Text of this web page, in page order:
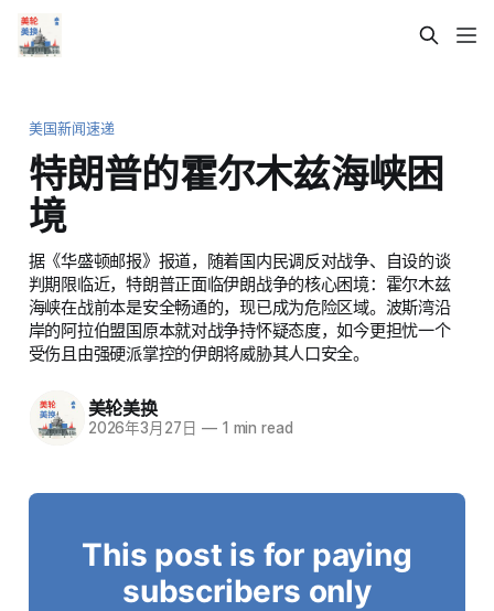
美国新闻速递
特朗普的霍尔木兹海峡困
境
据《华盛顿邮报》报道，随着国内民调反对战争、自设的谈
判期限临近，特朗普正面临伊朗战争的核心困境：霍尔木兹
海峡在战前本是安全畅通的，现已成为危险区域。波斯湾沿
岸的阿拉伯盟国原本就对战争持怀疑态度，如今更担忧一个
受伤且由强硬派掌控的伊朗将威胁其人口安全。
美轮美换
2026年3月27日 —1 min read
This post is for paying
subscribers only